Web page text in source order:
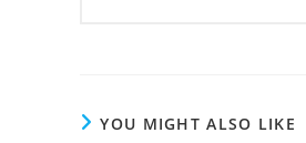
YOU MIGHT ALSO LIKE